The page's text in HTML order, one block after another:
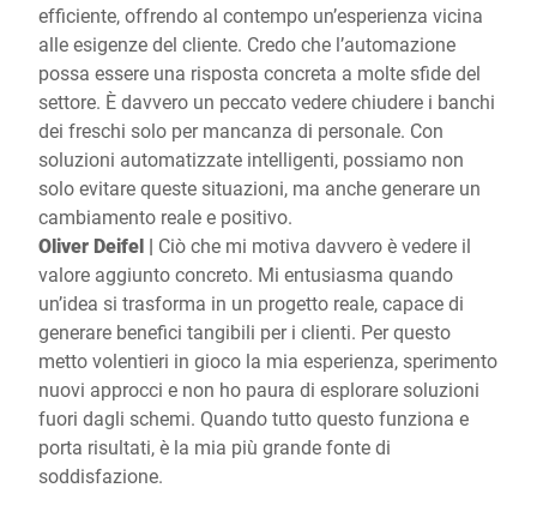
efficiente, offrendo al contempo un’esperienza vicina
alle esigenze del cliente. Credo che l’automazione
possa essere una risposta concreta a molte sfide del
settore. È davvero un peccato vedere chiudere i banchi
dei freschi solo per mancanza di personale. Con
soluzioni automatizzate intelligenti, possiamo non
solo evitare queste situazioni, ma anche generare un
cambiamento reale e positivo.
Oliver Deifel | Ciò che mi motiva davvero è vedere il
valore aggiunto concreto. Mi entusiasma quando
un’idea si trasforma in un progetto reale, capace di
generare benefici tangibili per i clienti. Per questo
metto volentieri in gioco la mia esperienza, sperimento
nuovi approcci e non ho paura di esplorare soluzioni
fuori dagli schemi. Quando tutto questo funziona e
porta risultati, è la mia più grande fonte di
soddisfazione.